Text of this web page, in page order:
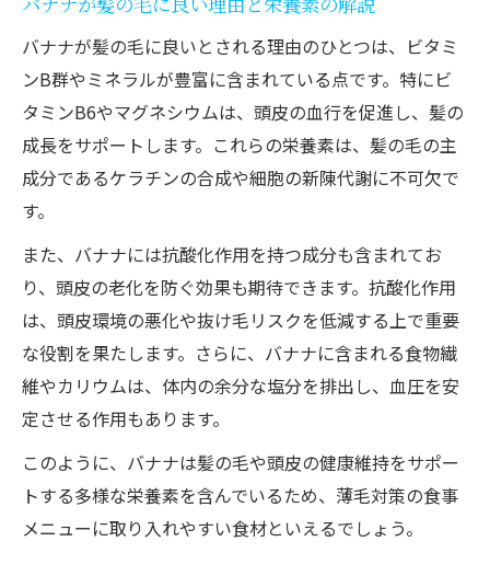
バナナが髪の毛に良いとされる理由のひとつは、ビタミ
ンB群やミネラルが豊富に含まれている点です。特にビ
タミンB6やマグネシウムは、頭皮の血行を促進し、髪の
成長をサポートします。これらの栄養素は、髪の毛の主
成分であるケラチンの合成や細胞の新陳代謝に不可欠で
す。
また、バナナには抗酸化作用を持つ成分も含まれてお
り、頭皮の老化を防ぐ効果も期待できます。抗酸化作用
は、頭皮環境の悪化や抜け毛リスクを低減する上で重要
な役割を果たします。さらに、バナナに含まれる食物繊
維やカリウムは、体内の余分な塩分を排出し、血圧を安
定させる作用もあります。
このように、バナナは髪の毛や頭皮の健康維持をサポー
トする多様な栄養素を含んでいるため、薄毛対策の食事
メニューに取り入れやすい食材といえるでしょう。